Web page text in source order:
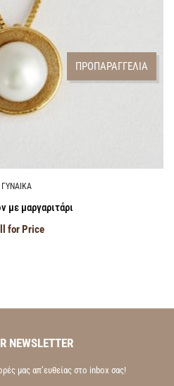
ΠΡΟΠΑΡΑΓΓΕΛΙΑ
ΓΥΝΑΙΚΑ
με μαργαριτάρι
for Price
NEWSLETTER
μας απ’ευθείας στο inbox σας!